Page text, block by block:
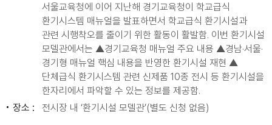
서울교육청에 이어 지난해 경기교육청이 학교급식
환기시스템 매뉴얼을 발표하면서 학교급식 환기시설과
관련 시행착오를 줄이기 위한 활동이 활발함. 이번 환기시설
모델관에서는 ▲경기교육청 매뉴얼 주요 내용 ▲경남·서울·
경기형 매뉴얼 핵심 내용을 반영한 환기시설 재현 ▲
단체급식 환기시스템 관련 신제품 10종 전시 등 환기시설을
한자리에서 파악할 수 있는 정보를 제공함.
장소 :
전시장 내 ‘환기시설 모델관’(별도 신청 없음)